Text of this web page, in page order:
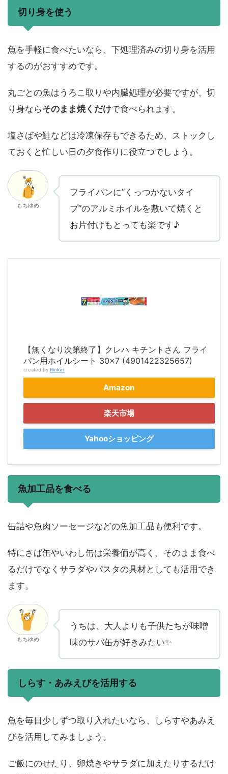
切り身を使う
魚を手軽に食べたいなら、下処理済みの切り身を活用
するのがおすすめです。
丸ごとの魚はうろこ取りや内臓処理が必要ですが、切
り身ならそのまま焼くだけで食べられます。
塩さばや鮭などは冷凍保存もできるため、ストックし
ておくと忙しい日の夕食作りに役立つでしょう。
もちゆめ
フライパンに”くっつかないタイ
プ”のアルミホイルを敷いて焼くと
お片付けもとっても楽です♪
【無くなり次第終了】クレハ キチントさん フライ
パン用ホイルシート 30×7 (4901422325657)
created by Rinker
Amazon
楽天市場
Yahooショッピング
魚加工品を食べる
缶詰や魚肉ソーセージなどの魚加工品も便利です。
特にさば缶やいわし缶は栄養価が高く、そのまま食べ
るだけでなくサラダやパスタの具材としても活用でき
ます。
もちゆめ
うちは、大人よりも子供たちが味噌
味のサバ缶が好きみたい✨
しらす・あみえびを活用する
魚を毎日少しずつ取り入れたいなら、しらすやあみえ
びを活用してみましょう。
ご飯にのせたり、卵焼きやサラダに加えたりするだけ